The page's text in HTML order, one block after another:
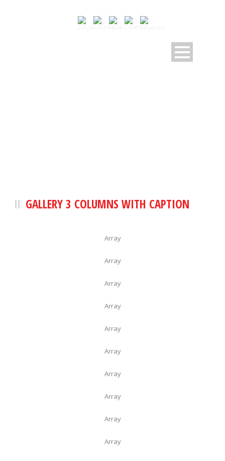
GALLERY 3 COLUMNS WITH CAPTION
Array
Array
Array
Array
Array
Array
Array
Array
Array
Array